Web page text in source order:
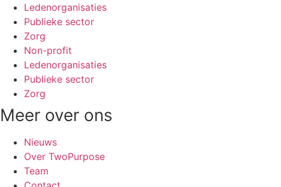
Ledenorganisaties
Publieke sector
Zorg
Non-profit
Ledenorganisaties
Publieke sector
Zorg
Meer over ons
Nieuws
Over TwoPurpose
Team